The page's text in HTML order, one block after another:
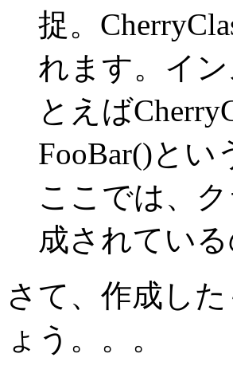
捉。
れます。イ
とえば
FooBar()と
ここでは、
成されてい
さて、作成し
ょう。。。